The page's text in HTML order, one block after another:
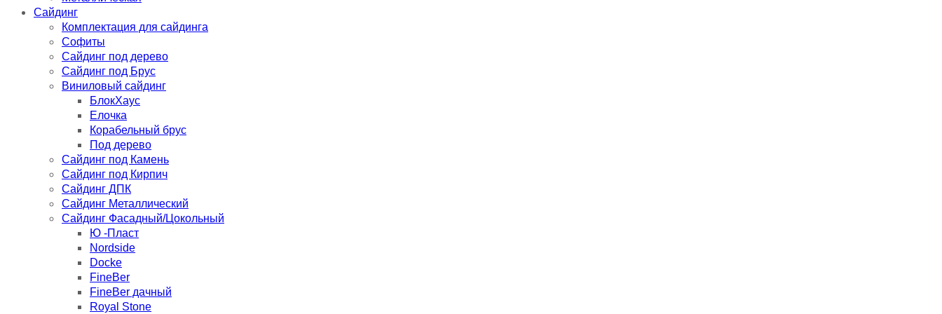
Сайдинг
Комплектация для сайдинга
Софиты
Сайдинг под дерево
Сайдинг под Брус
Виниловый сайдинг
БлокХаус
Елочка
Корабельный брус
Под дерево
Сайдинг под Камень
Сайдинг под Кирпич
Сайдинг ДПК
Сайдинг Металлический
Сайдинг Фасадный/Цокольный
Ю -Пласт
Nordside
Docke
FineBer
FineBer дачный
Royal Stone